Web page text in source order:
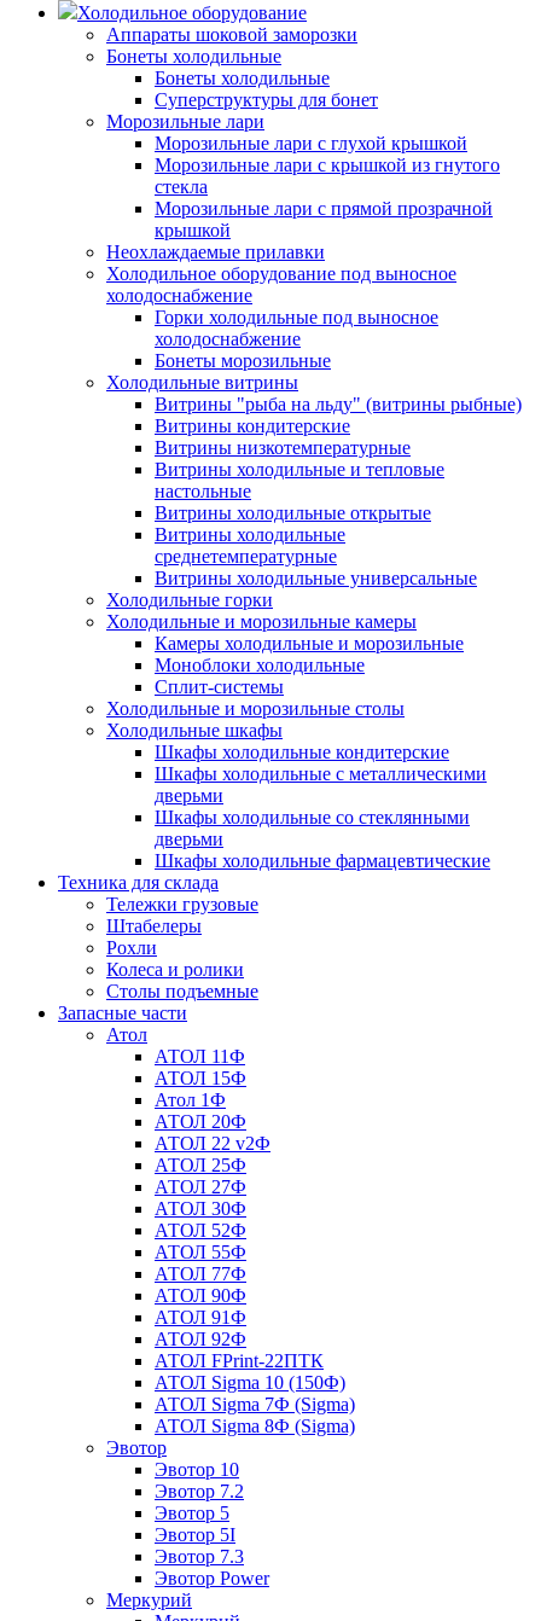
Холодильное оборудование
Аппараты шоковой заморозки
Бонеты холодильные
Бонеты холодильные
Суперструктуры для бонет
Морозильные лари
Морозильные лари с глухой крышкой
Морозильные лари с крышкой из гнутого
стекла
Морозильные лари с прямой прозрачной
крышкой
Неохлаждаемые прилавки
Холодильное оборудование под выносное
холодоснабжение
Горки холодильные под выносное
холодоснабжение
Бонеты морозильные
Холодильные витрины
Витрины "рыба на льду" (витрины рыбные)
Витрины кондитерские
Витрины низкотемпературные
Витрины холодильные и тепловые
настольные
Витрины холодильные открытые
Витрины холодильные
среднетемпературные
Витрины холодильные универсальные
Холодильные горки
Холодильные и морозильные камеры
Камеры холодильные и морозильные
Моноблоки холодильные
Сплит-системы
Холодильные и морозильные столы
Холодильные шкафы
Шкафы холодильные кондитерские
Шкафы холодильные с металлическими
дверьми
Шкафы холодильные со стеклянными
дверьми
Шкафы холодильные фармацевтические
Техника для склада
Тележки грузовые
Штабелеры
Рохли
Колеса и ролики
Столы подъемные
Запасные части
Атол
АТОЛ 11Ф
АТОЛ 15Ф
Атол 1Ф
АТОЛ 20Ф
АТОЛ 22 v2Ф
АТОЛ 25Ф
АТОЛ 27Ф
АТОЛ 30Ф
АТОЛ 52Ф
АТОЛ 55Ф
АТОЛ 77Ф
АТОЛ 90Ф
АТОЛ 91Ф
АТОЛ 92Ф
АТОЛ FPrint-22ПТК
АТОЛ Sigma 10 (150Ф)
АТОЛ Sigma 7Ф (Sigma)
АТОЛ Sigma 8Ф (Sigma)
Эвотор
Эвотор 10
Эвотор 7.2
Эвотор 5
Эвотор 5I
Эвотор 7.3
Эвотор Power
Меркурий